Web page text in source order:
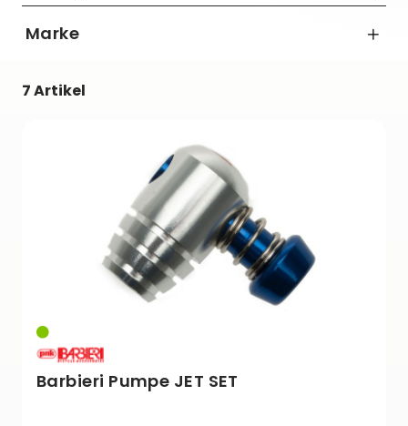
Marke
BETO
7 Artikel
Barbieri Pumpe JET SET